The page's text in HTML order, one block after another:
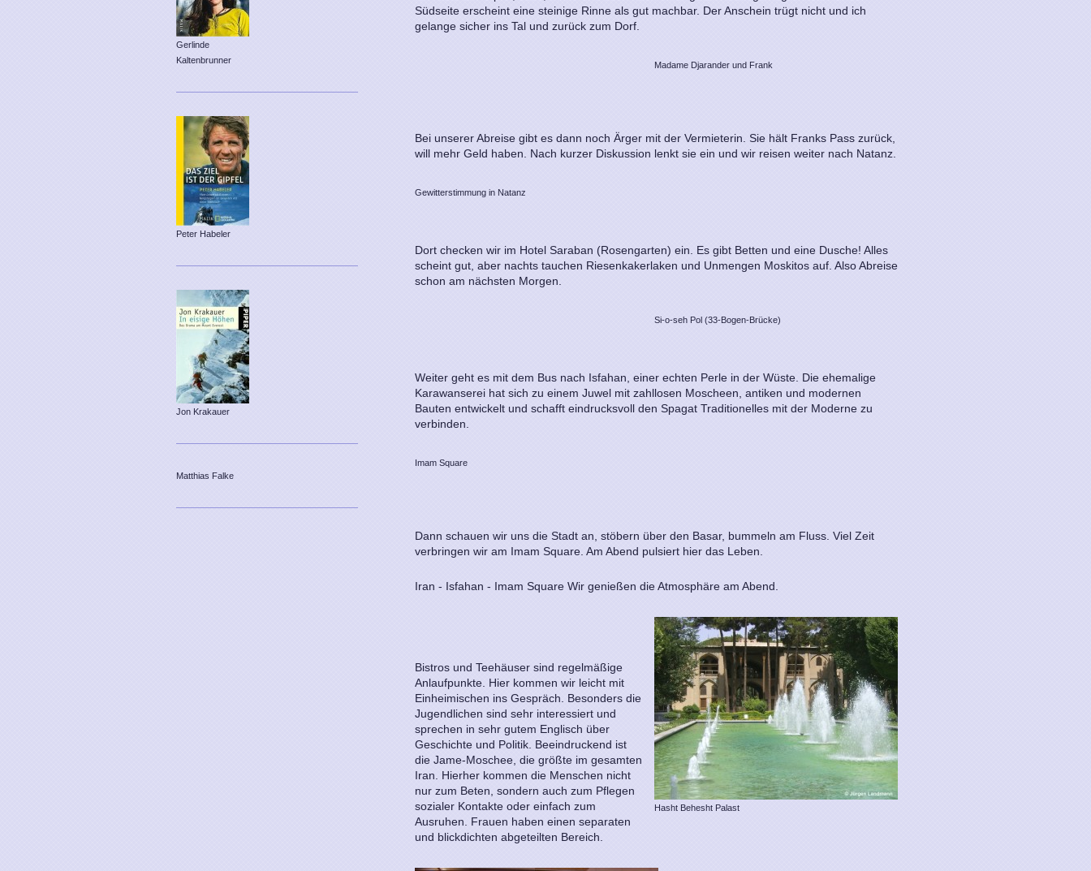
Südseite erscheint eine steinige Rinne als gut machbar. Der Anschein trügt nicht und ich
gelange sicher ins Tal und zurück zum Dorf.
Madame Djarander und Frank
Bei unserer Abreise gibt es dann noch Ärger mit der Vermieterin. Sie hält Franks Pass zurück,
will mehr Geld haben. Nach kurzer Diskussion lenkt sie ein und wir reisen weiter nach Natanz.
Gewitterstimmung in Natanz
Dort checken wir im Hotel Saraban (Rosengarten) ein. Es gibt Betten und eine Dusche! Alles
scheint gut, aber nachts tauchen Riesenkakerlaken und Unmengen Moskitos auf. Also Abreise
schon am nächsten Morgen.
Si-o-seh Pol (33-Bogen-Brücke)
Weiter geht es mit dem Bus nach Isfahan, einer echten Perle in der Wüste. Die ehemalige
Karawanserei hat sich zu einem Juwel mit zahllosen Moscheen, antiken und modernen
Bauten entwickelt und schafft eindrucksvoll den Spagat Traditionelles mit der Moderne zu
verbinden.
Imam Square
Dann schauen wir uns die Stadt an, stöbern über den Basar, bummeln am Fluss. Viel Zeit
verbringen wir am Imam Square. Am Abend pulsiert hier das Leben.
Iran - Isfahan - Imam Square Wir genießen die Atmosphäre am Abend.
Hasht Behesht Palast
Bistros und Teehäuser sind regelmäßige
Anlaufpunkte. Hier kommen wir leicht mit
Einheimischen ins Gespräch. Besonders die
Jugendlichen sind sehr interessiert und
sprechen in sehr gutem Englisch über
Geschichte und Politik. Beeindruckend ist
die Jame-Moschee, die größte im gesamten
Iran. Hierher kommen die Menschen nicht
nur zum Beten, sondern auch zum Pflegen
sozialer Kontakte oder einfach zum
Ausruhen. Frauen haben einen separaten
und blickdichten abgeteilten Bereich.
Gerlinde
Kaltenbrunner
Peter Habeler
Jon Krakauer
Matthias Falke